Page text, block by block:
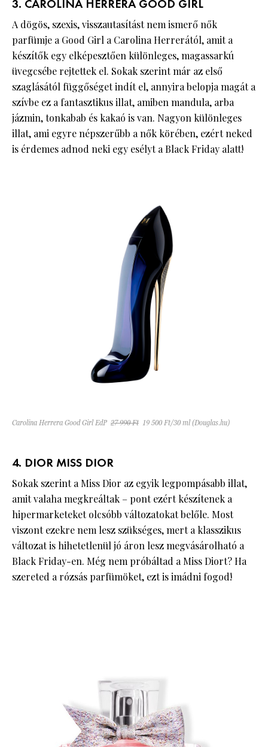
3. CAROLINA HERRERA GOOD GIRL
A dögös, szexis, visszautasítást nem ismerő nők
parfümje a Good Girl a Carolina Herrerától, amit a
készítők egy elképesztően különleges, magassarkú
üvegcsébe rejtettek el. Sokak szerint már az első
szaglásától függőséget indít el, annyira belopja magát a
szívbe ez a fantasztikus illat, amiben mandula, arba
jázmin, tonkabab és kakaó is van. Nagyon különleges
illat, ami egyre népszerűbb a nők körében, ezért neked
is érdemes adnod neki egy esélyt a Black Friday alatt!
Carolina Herrera Good Girl EdP 27 990 Ft 19 500 Ft/30 ml (Douglas.hu)
4. DIOR MISS DIOR
Sokak szerint a Miss Dior az egyik legpompásabb illat,
amit valaha megkreáltak – pont ezért készítenek a
hipermarketeket olcsóbb változatokat belőle. Most
viszont ezekre nem lesz szükséges, mert a klasszikus
változat is hihetetlenül jó áron lesz megvásárolható a
Black Friday-en. Még nem próbáltad a Miss Diort? Ha
szereted a rózsás parfümöket, ezt is imádni fogod!